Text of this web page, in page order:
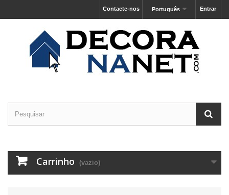
Entrar
Português
Contacte-nos
Carrinho (vazio)